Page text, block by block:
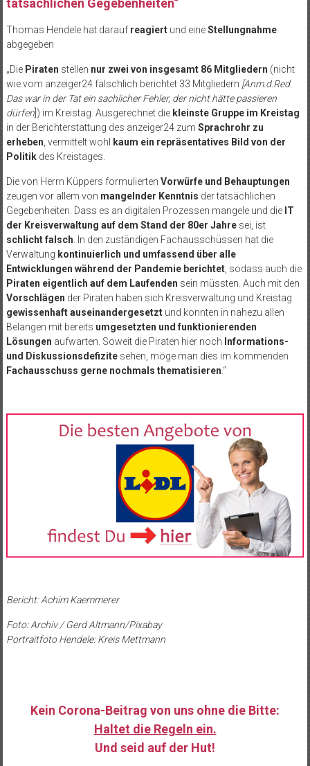
tatsächlichen Gegebenheiten“
Thomas Hendele hat darauf reagiertund eineStellungnahme
abgegeben
„Die Piraten stellen nur zwei von insgesamt 86 Mitgliedern (nicht
wie vom anzeiger24 fälschlich berichtet 33 Mitgliedern [Anm.d.Red.
Das war in der Tat ein sachlicher Fehler, der nicht hätte passieren
dürfen]) im Kreistag. Ausgerechnet die kleinste Gruppe im Kreistag
in der Berichterstattung des anzeiger24 zum Sprachrohr zu
erheben, vermittelt wohl
kaum ein repräsentatives Bild von der
Politikdes Kreistages.
Die von Herrn Küppers formulierten Vorwürfe und Behauptungen
zeugen vor allem von mangelnder Kenntnis der tatsächlichen
Gegebenheiten. Dass es an digitalen Prozessen mangele und die IT
der Kreisverwaltung auf dem Stand der 80er Jahresei, ist
schlicht falsch. In den zuständigen Fachausschüssen hat die
Verwaltung kontinuierlich und umfassend über alle
Entwicklungen während der Pandemie berichtet, sodass auch die
Piraten eigentlich auf dem Laufenden sein müssten. Auch mit den
Vorschlägen der Piraten haben sich Kreisverwaltung und Kreistag
gewissenhaft auseinandergesetztund konnten in nahezu allen
Belangen mit bereits umgesetzten und funktionierenden
Lösungen aufwarten. Soweit die Piraten hier noch Informations-
und Diskussionsdefizitesehen, möge man dies im kommenden
Fachausschuss gerne nochmals thematisieren.“
Bericht: Achim Kaemmerer
Foto: Archiv / Gerd Altmann/Pixabay
Portraitfoto Hendele: Kreis Mettmann
Kein Corona-Beitrag von uns ohne die Bitte:
Haltet die Regeln ein.
Und seid auf der Hut!